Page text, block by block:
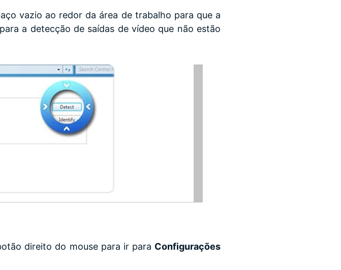
vazio ao redor da área de trabalho para que a
a detecção de saídas de vídeo que não estão
direito do mouse para ir para Configurações